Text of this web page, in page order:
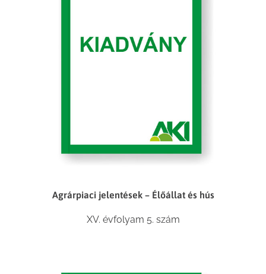
Agrárpiaci jelentések – Élőállat és hús
XV. évfolyam 5. szám